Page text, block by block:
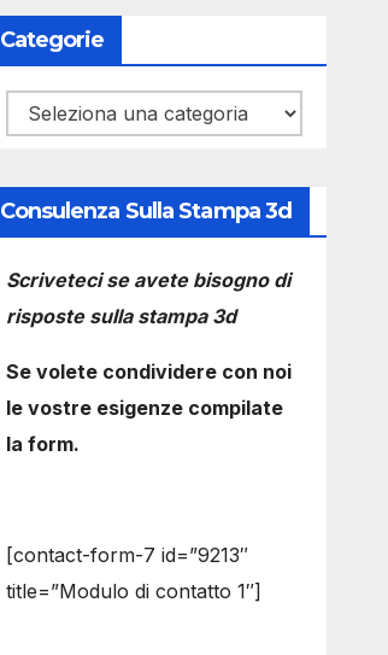
Categorie
Categorie
Consulenza Sulla Stampa 3d
Scriveteci se avete bisogno di
risposte sulla stampa 3d
Se volete condividere con noi
le vostre esigenze compilate
la form.
[contact-form-7 id=”9213″
title=”Modulo di contatto 1″]